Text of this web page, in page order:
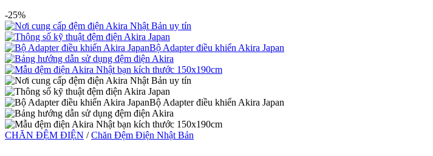
-25%
CHĂN ĐỆM ĐIỆN / Chăn Đệm Điện Nhật Bản